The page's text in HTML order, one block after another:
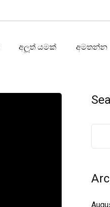
අලූත් යමක් අමතන්න